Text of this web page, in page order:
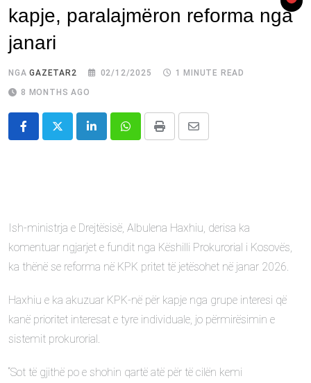
kapje, paralajmëron reforma nga
janari
NGAGAZETAR2 02/12/2025
1 MINUTE READ
8 MONTHS AGO
LinkedInWhatsappPrint
Share
Ish-ministrja e Drejtësisë, Albulena Haxhiu, derisa ka
komentuar ngjarjet e fundit nga Këshilli Prokurorial i Kosovës,
ka thënë se reforma në KPK pritet të jetësohet në janar 2026.
Haxhiu e ka akuzuar KPK-në për kapje nga grupe interesi që
kanë prioritet interesat e tyre individuale, jo përmirësimin e
sistemit prokurorial.
“Sot të gjithë po e shohin qartë atë për të cilën kemi